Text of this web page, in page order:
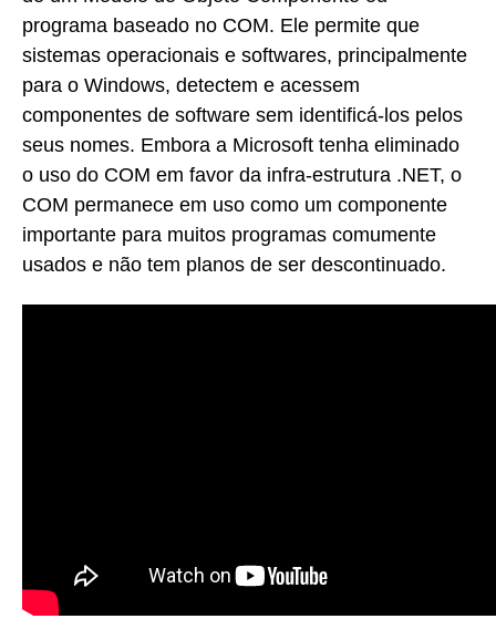
programa baseado no COM. Ele permite que
sistemas operacionais e softwares, principalmente
para o Windows, detectem e acessem
componentes de software sem identificá-los pelos
seus nomes. Embora a Microsoft tenha eliminado
o uso do COM em favor da infra-estrutura .NET, o
COM permanece em uso como um componente
importante para muitos programas comumente
usados e não tem planos de ser descontinuado.